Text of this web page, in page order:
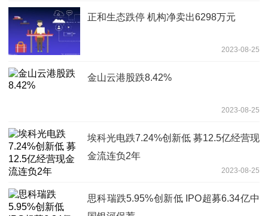
正和生态跌停 机构净卖出6298万元
2023-08-25
金山云港股跌8.42%
2023-08-25
埃科光电跌7.24%创新低 募12.5亿经营现
金流连负2年
2023-08-25
思科瑞跌5.95%创新低 IPO超募6.34亿中